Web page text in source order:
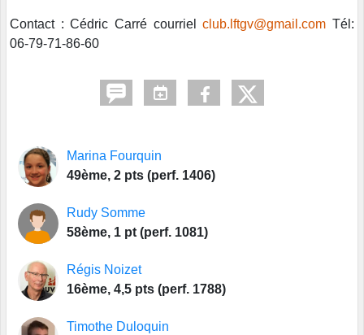
Contact : Cédric Carré courrielclub.lftgv@gmail.com Tél:
06-79-71-86-60
Marina Fourquin
49ème, 2 pts (perf. 1406)
Rudy Somme
58ème, 1 pt (perf. 1081)
Régis Noizet
16ème, 4,5 pts (perf. 1788)
Timothe Duloquin